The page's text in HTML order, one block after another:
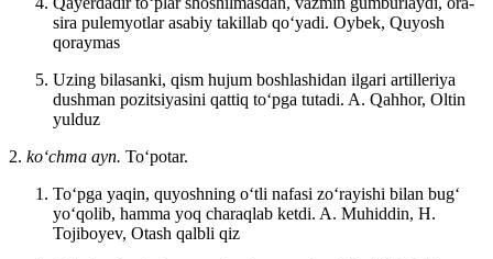
sira pulemyotlar asabiy takillab qoʻyadi. Oybek, Quyosh
qoraymas
Uzing bilasanki, qism hujum boshlashidan ilgari artilleriya
dushman pozitsiyasini qattiq toʻpga tutadi. A. Qahhor, Oltin
yulduz
2. koʻchma ayn. Toʻpotar.
Toʻpga yaqin, quyoshning oʻtli nafasi zoʻrayishi bilan bugʻ
yoʻqolib, hamma yoq charaqlab ketdi. A. Muhiddin, H.
Tojiboyev, Otash qalbli qiz